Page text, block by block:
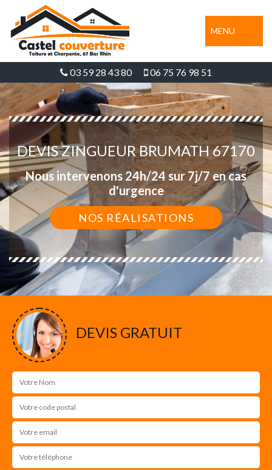
MENU
03 59 28 43 80 06 75 76 98 51
DEVIS ZINGUEUR BRUMATH 67170
Nous intervenons 24h/24 sur 7j/7 en cas
d'urgence
NOS RÉALISATIONS
DEVIS GRATUIT